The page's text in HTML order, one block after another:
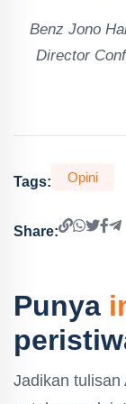
Benz Jono
Director
Tags: Opini
Share:
Punya
Jadikan tulisan